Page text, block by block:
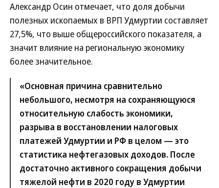
Александр Осин отмечает, что доля добычи
полезных ископаемых в ВРП Удмуртии составляет
27,5%, что выше общероссийского показателя, а
значит влияние на региональную экономику
более значительное.
«Основная причина сравнительно
небольшого, несмотря на сохраняющуюся
относительную слабость экономики,
разрыва в восстановлении налоговых
платежей Удмуртии и РФ в целом — это
статистика нефтегазовых доходов. После
достаточно активного сокращения добычи
тяжелой нефти в 2020 году в Удмуртии